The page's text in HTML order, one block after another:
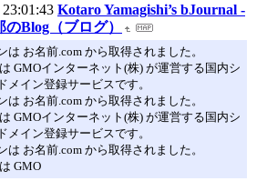
Kotaro Yamagishi’s bJournal -
Blog（ブログ）
は お名前.com から取得されました。
GMOインターネット(株) が運営する国内シ
メイン登録サービスです。
は お名前.com から取得されました。
GMOインターネット(株) が運営する国内シ
メイン登録サービスです。
は お名前.com から取得されました。
GMO